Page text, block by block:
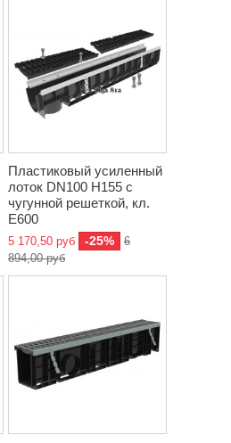
Пластиковый усиленный
лоток DN100 H155 с
чугунной решеткой, кл.
E600
5 170,50 руб -25%
6
894,00 руб